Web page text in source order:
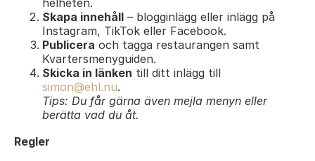
helheten.
Skapa innehåll – blogginlägg eller inlägg på
Instagram, TikTok eller Facebook.
Publicera och tagga restaurangen samt
Kvartersmenyguiden.
Skicka in länken till ditt inlägg till
simon@ehl.nu.
Tips: Du får gärna även mejla menyn eller
berätta vad du åt.
Regler